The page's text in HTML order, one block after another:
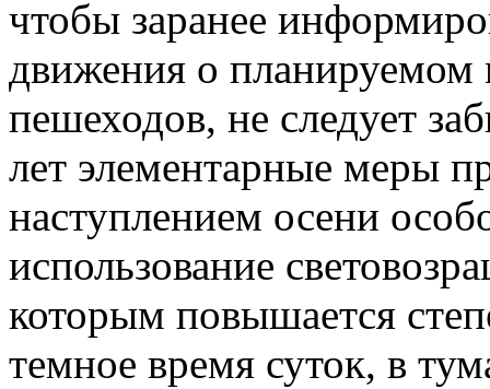
чтобы заранее
движения о планируемом
пешеходов, не следует
лет элементарные меры
наступлением осени
использование
которым повышается
темное время суток, в